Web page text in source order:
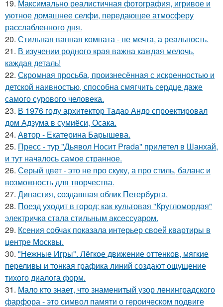
19. Максимально реалистичная фотография, игривое и
уютное домашнее селфи, передающее атмосферу
расслабленного дня.
20. Стильная ванная комната - не мечта, а реальность.
21. В изучении родного края важна каждая мелочь,
каждая деталь!
22. Скромная просьба, произнесённая с искренностью и
детской наивностью, способна смягчить сердце даже
самого сурового человека.
23. В 1976 году архитектор Тадао Андо спроектировал
дом Адзума в сумиёси, Осака.
24. Автор - Екатерина Барышева.
25. Пресс - тур "Дьявол Носит Prada" прилетел в Шанхай,
и тут началось самое странное.
26. Серый цвет - это не про скуку, а про стиль, баланс и
возможность для творчества.
27. Династия, создавшая облик Петербурга.
28. Поезд уходит в город: как культовая "Кругломордая"
электричка стала стильным аксессуаром.
29. Ксения собчак показала интерьер своей квартиры в
центре Москвы.
30. "Нежные Игры". Лёгкое движение оттенков, мягкие
переливы и тонкая графика линий создают ощущение
тихого диалога форм.
31. Мало кто знает, что знаменитый узор ленинградского
фарфора - это символ памяти о героическом подвиге